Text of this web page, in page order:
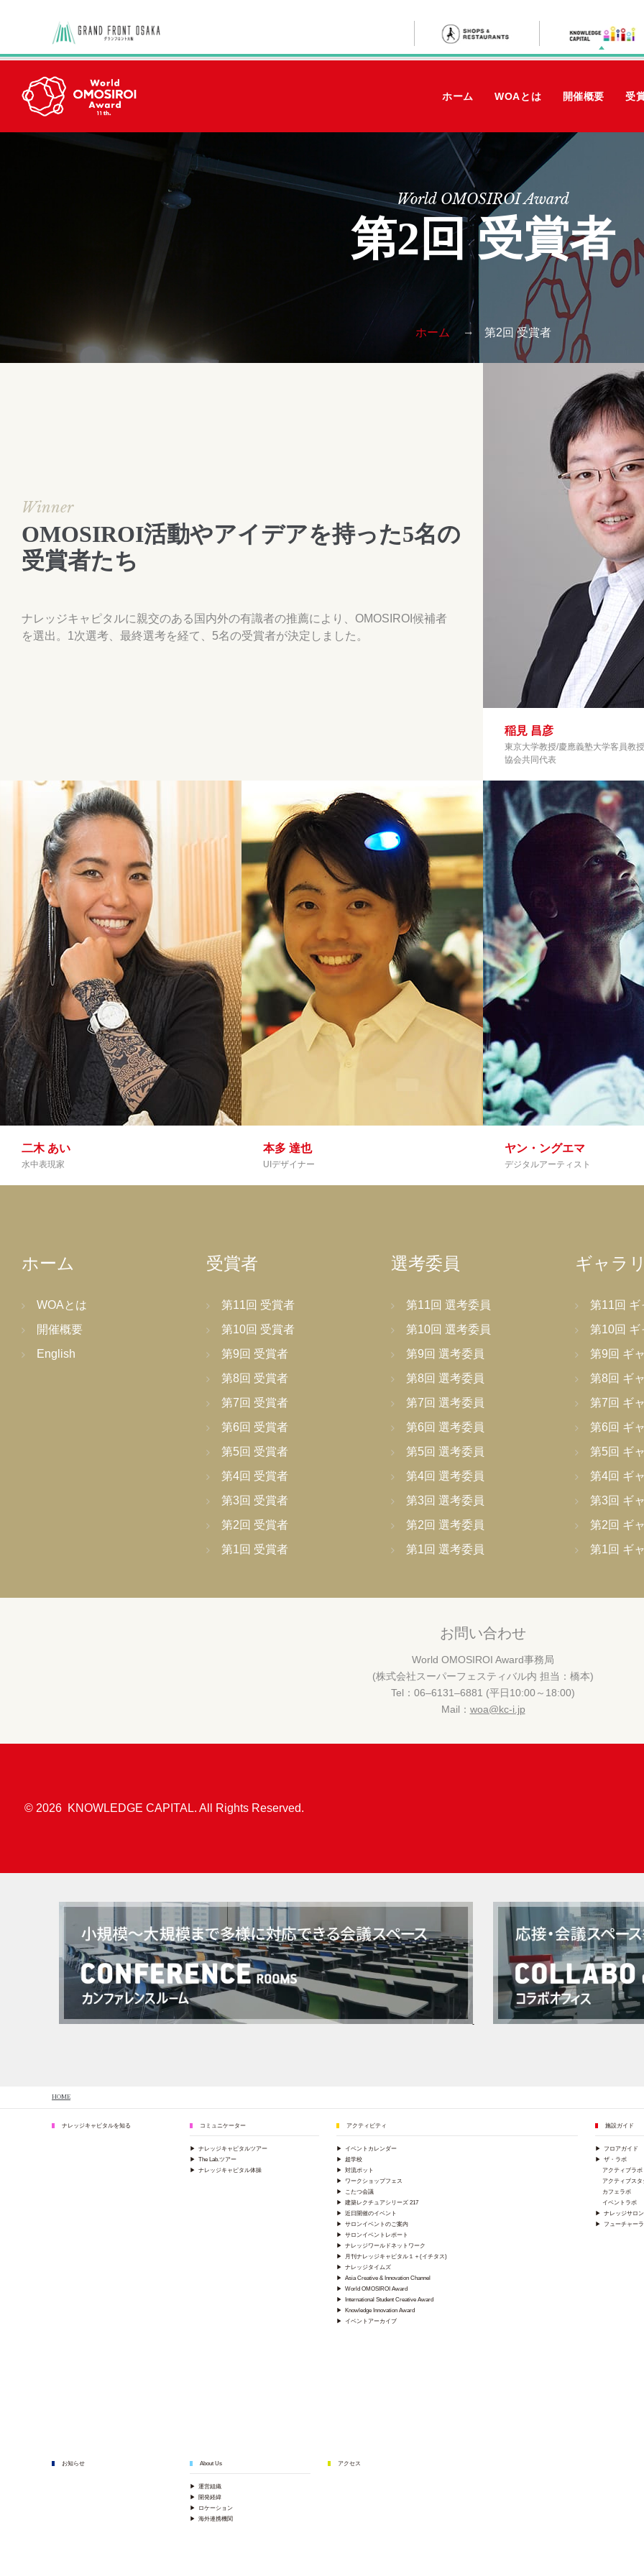
ホーム WOAとは 開催概要 受
World OMOSIROI Award
第2回 受賞者
ホーム 第2回 受賞者
Winner
OMOSIROI活動やアイデアを持った5名の
受賞者たち
ナレッジキャピタルに親交のある国内外の有識者の推薦により、OMOSIROI候補者
を選出。1次選考、最終選考を経て、5名の受賞者が決定しました。
稲見 昌彦
東京大学教授/慶應義塾大学客員教
協会共同代表
二木 あい
水中表現家
本多 達也
UIデザイナー
ヤン・ングエマ
デジタルアーティスト
ホーム
WOAとは
開催概要
English
受賞者
第11回 受賞者
第10回 受賞者
第9回 受賞者
第8回 受賞者
第7回 受賞者
第6回 受賞者
第5回 受賞者
第4回 受賞者
第3回 受賞者
第2回 受賞者
第1回 受賞者
選考委員
第11回 選考委員
第10回 選考委員
第9回 選考委員
第8回 選考委員
第7回 選考委員
第6回 選考委員
第5回 選考委員
第4回 選考委員
第3回 選考委員
第2回 選考委員
第1回 選考委員
ギャラ
第11回 ギ
第10回 ギ
第9回 ギ
第8回 ギ
第7回 ギ
第6回 ギ
第5回 ギ
第4回 ギ
第3回 ギ
第2回 ギ
第1回 ギ
お問い合わせ
World OMOSIROI Award事務局
(株式会社スーパーフェスティバル内 担当：橋本)
Tel：06‒6131‒6881 (平日10:00～18:00)
Mail： woa@kc-i.jp
© 2026 KNOWLEDGE CAPITAL. All Rights Reserved.
HOME
ナレッジキャピタルを知る コミュニケーター
▶ ナレッジキャピタルツアー
▶ The Lab.ツアー
▶ ナレッジキャピタル体操
アクティビティ
▶
イベントカレンダー
▶ 超学校
▶ 対流ポット
▶
ワークショップフェス
▶
こたつ会議
▶ 建築レクチュアシリーズ 217
▶ 近日開催のイベント
▶ サロンイベントのご案内
▶ サロンイベントレポート
▶ ナレッジワールドネットワーク
▶
月刊ナレッジキャピタル１＋(イチタス)
▶ ナレッジタイムズ
▶ Asia Creative & Innovation Channel
▶ World OMOSIROI Award
▶
International Student Creative Award
▶
Knowledge Innovation Award
▶
イベントアーカイブ
施設ガイド
▶
フロアガイド
▶ ザ・ラボ
アクティブラボ
アクティブスタ
カフェラボ
イベントラボ
▶ ナレッジサロン
▶
フューチャー
お知らせ About Us
▶ 運営組織
▶
開発経緯
▶
ロケーション
▶ 海外連携機関
アクセス